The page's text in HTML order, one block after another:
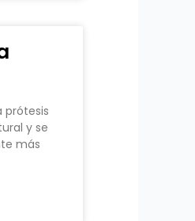
prótesis
y se
más